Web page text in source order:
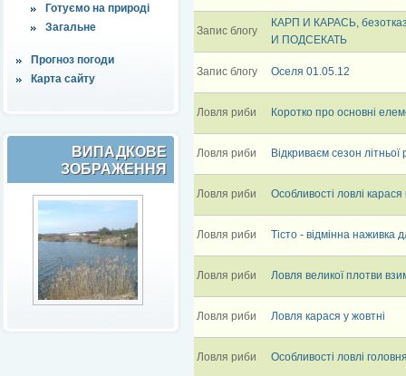
Готуємо на природі
Загальне
Прогноз погоди
Карта сайту
ВИПАДКОВЕ
ЗОБРАЖЕННЯ
Запис блогу
КАРП И КАРАСЬ,
И ПОДСЕКАТЬ
Запис блогу Оселя 01.05.12
Ловля риби Коротко про основні
Ловля риби Відкриваєм сезон
Ловля риби Особливості ловлі карася
Ловля риби Тісто - відмінна наживка
Ловля риби Ловля великої плотви
Ловля риби Ловля карася у жовтні
Ловля риби Особливості ловлі